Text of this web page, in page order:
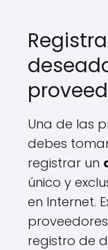
Una de las
debes
registrar un
único y
en Internet.
registro de